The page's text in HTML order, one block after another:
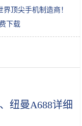
顶尖手机制造商！
下载
纽曼A688详细